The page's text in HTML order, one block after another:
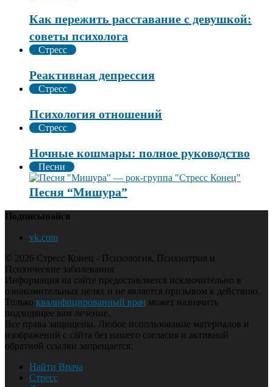
Как пережить расставание с девушкой:
советы психолога
Стресс
Реактивная депрессия
Стресс
Психология отношений
Стресс
Ночные кошмары: полное руководство
Песни
Песня “Мишура”
Подписывайся
vk.com
© 2026 Стресс Конец - Психология, Психиатрия и
Психические заболевания
Информация на сайте предоставляется исключительно в
ознакомительных целях и не является призывом к действию.
Только квалифицированный врач может назначить
подходящее вам лечение.
Все права защищены. Любое использование материалов и
изображений с сайта без нашего согласия и активной
обратной ссылки запрещается.
Найти Врача
Стресс